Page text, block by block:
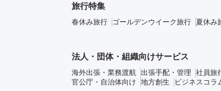
旅行特集
春休み旅行 ゴールデンウイーク旅行 夏休み
法人・団体・組織向けサービス
海外出張・業務渡航 出張手配・管理 社員旅
官公庁・自治体向け
地方創生 ビジネスコラ